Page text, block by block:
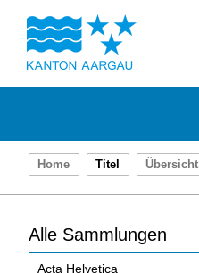
Home Titel Übersicht
Alle Sammlungen
Acta Helvetica